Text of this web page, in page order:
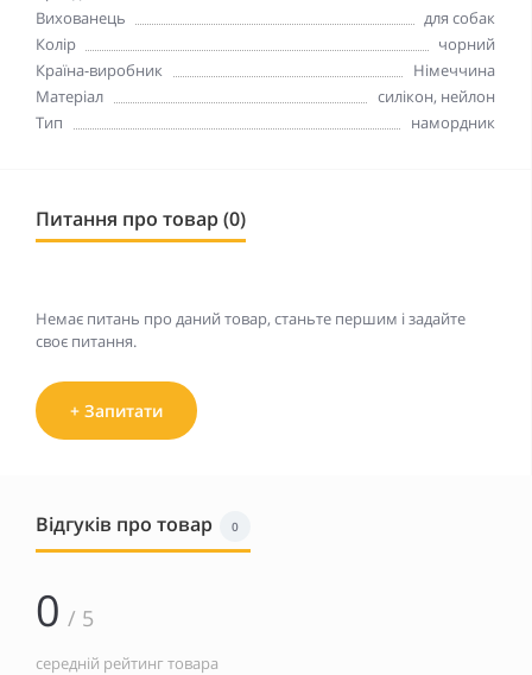
Вихованець
для собак
Колір
чорний
Країна-виробник
Німеччина
Матеріал
силікон, нейлон
Тип
намордник
Питання про товар (0)
Немає питань про даний товар, станьте першим і задайте
своє питання.
+ Запитати
Відгуків про товар 0
0 / 5
середній рейтинг товара